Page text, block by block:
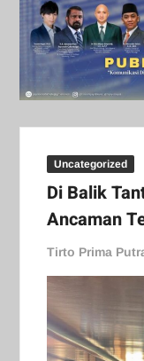
Uncategorized
Di Balik
Ancaman
Tirto Prima